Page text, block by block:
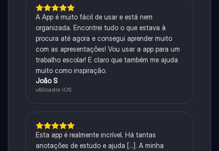
A App é muito fácil de usar e está nem
organizada. Encontrei tudo o que estava à
procura até agora e consegui aprender muito
com as apresentações! Vou usar a app para um
trabalho escolar! E claro que também me ajuda
muito como inspiração.
João S
utilizador iOS
Esta app é realmente incrível. Há tantas
anotações de estudo e ajuda [...]. A minha